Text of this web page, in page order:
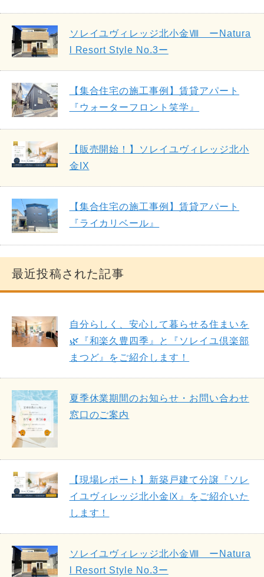
ソレイユヴィレッジ北小金Ⅷ ーNatura
l Resort Style No.3ー
【集合住宅の施工事例】賃貸アパート
『ウォーターフロント笑学』
【販売開始！】ソレイユヴィレッジ北小
金IX
【集合住宅の施工事例】賃貸アパート
『ライカリベール』
最近投稿された記事
自分らしく、安心して暮らせる住まいを
🌿『和楽久豊四季』と『ソレイユ倶楽部
まつど』をご紹介します！
夏季休業期間のお知らせ・お問い合わせ
窓口のご案内
【現場レポート】新築戸建て分譲『ソレ
イユヴィレッジ北小金Ⅸ』をご紹介いた
します！
ソレイユヴィレッジ北小金Ⅷ ーNatura
l Resort Style No.3ー